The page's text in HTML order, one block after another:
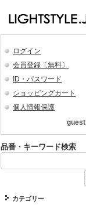
ログイン
会員登録〔無料〕
ID・パスワード
ショッピングカート
個人情報保護
guest
品番・キーワード検索
カテゴリー